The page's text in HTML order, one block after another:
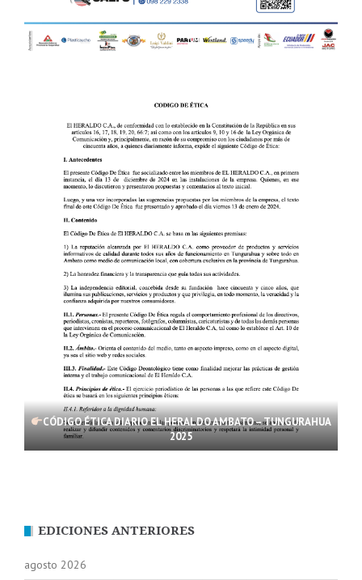
CÓDIGO ÉTICA DIARIO EL HERALDO AMBATO – TUNGURAHUA
2025
EDICIONES ANTERIORES
agosto 2026